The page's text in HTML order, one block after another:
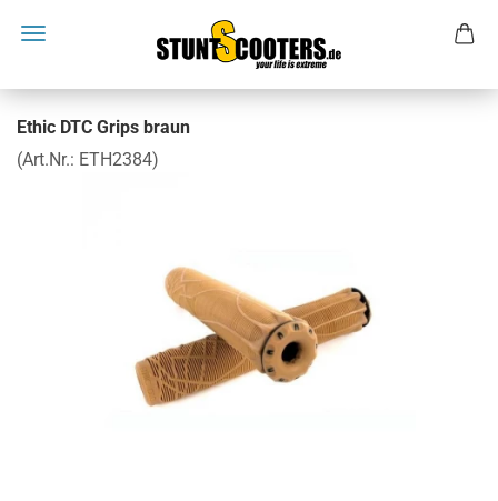
Ethic DTC Grips braun
(Art.Nr.: ETH2384)